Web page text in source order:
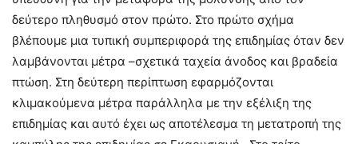
δεύτερο πληθυσμό στον πρώτο. Στο πρώτο σχήμα
βλέπουμε μια τυπική συμπεριφορά της επιδημίας όταν δεν
λαμβάνονται μέτρα –σχετικά ταχεία άνοδος και βραδεία
πτώση. Στη δεύτερη περίπτωση εφαρμόζονται
κλιμακούμενα μέτρα παράλληλα με την εξέλιξη της
επιδημίας και αυτό έχει ως αποτέλεσμα τη μετατροπή της